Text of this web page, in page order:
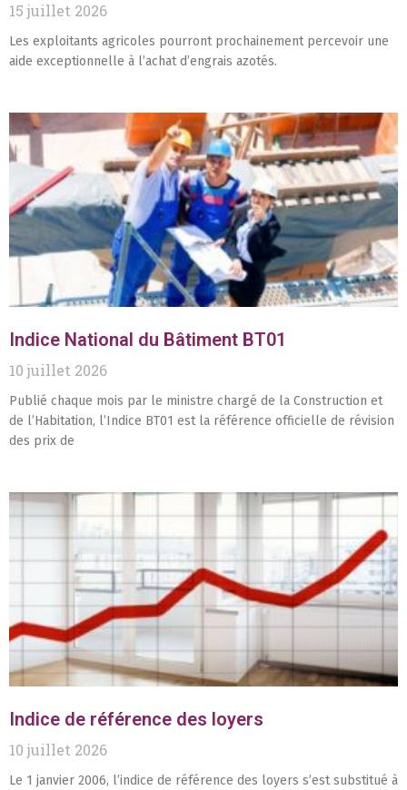
15 juillet 2026
Les exploitants agricoles pourront prochainement percevoir une
aide exceptionnelle à l’achat d’engrais azotés.
Indice National du Bâtiment BT01
10 juillet 2026
Publié chaque mois par le ministre chargé de la Construction et
de l’Habitation, l’Indice BT01 est la référence officielle de révision
des prix de
Indice de référence des loyers
10 juillet 2026
Le 1 janvier 2006, l’indice de référence des loyers s’est substitué à